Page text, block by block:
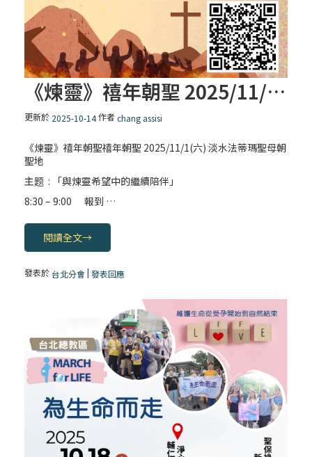
《煉靈》禧年朝聖 2025/11/1 (六) 淡水法蒂瑪聖母朝聖地
更新於 2025-10-14作者chang assisi
《煉靈》禧年朝聖禧年朝聖 2025/11/1(六) 淡水法蒂瑪聖母朝
聖地
主题 : 「與煉靈希望中的繼續陪伴」
8:30 – 9:00報到 …
閱讀全文→
發表於 台北分會|發表回應